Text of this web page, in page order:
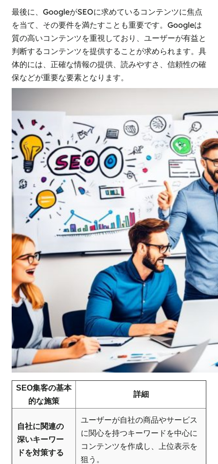
最後に、GoogleがSEOに求めているコンテンツに焦点
を当て、その要件を満たすことも重要です。Googleは
質の高いコンテンツを重視しており、ユーザーが有益と
判断するコンテンツを提供することが求められます。具
体的には、正確な情報の提供、読みやすさ、信頼性の確
保などが重要な要素となります。
SEO集客の基本
的な施策
詳細
自社に関連の
深いキーワー
ドを対策する
ユーザーが自社の商品やサービス
に関心を持つキーワードを中心に
コンテンツを作成し、上位表示を
狙う。